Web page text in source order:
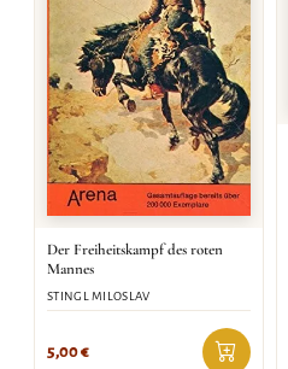
Der Freiheitskampf des roten
Mannes
STINGL MILOSLAV
5,00€